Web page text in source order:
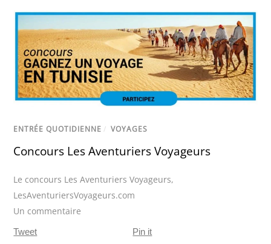
ENTRÉE QUOTIDIENNE / VOYAGES
Concours Les Aventuriers Voyageurs
Le concours Les Aventuriers Voyageurs,
LesAventuriersVoyageurs.com
Un commentaire
Tweet Pin it